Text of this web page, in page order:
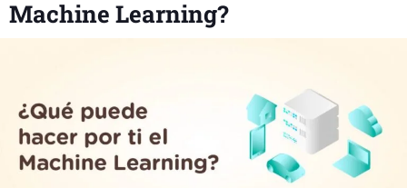
Machine Learning?